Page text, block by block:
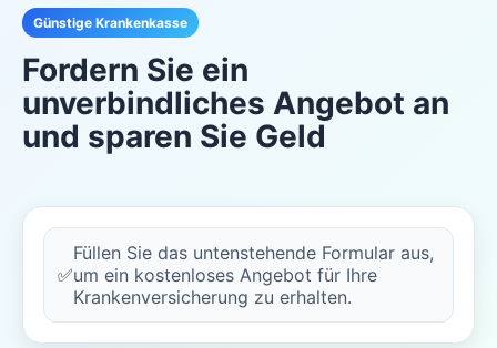
Günstige Krankenkasse
Fordern Sie ein
unverbindliches Angebot an
und sparen Sie Geld
✅
Füllen Sie das untenstehende Formular aus,
um ein kostenloses Angebot für Ihre
Krankenversicherung zu erhalten.